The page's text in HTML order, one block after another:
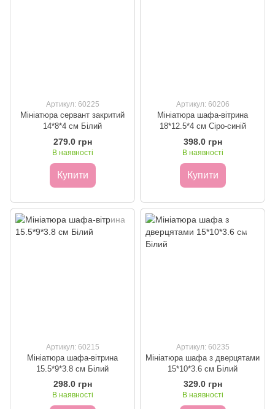
Артикул: 60225
Мініатюра сервант закритий
14*8*4 см Білий
279.0 грн
В наявності
Купити
Артикул: 60206
Мініатюра шафа-вітрина
18*12.5*4 см Сіро-синій
398.0 грн
В наявності
Купити
Артикул: 60215
Мініатюра шафа-вітрина
15.5*9*3.8 см Білий
298.0 грн
В наявності
Артикул: 60235
Мініатюра шафа з дверцятами
15*10*3.6 см Білий
329.0 грн
В наявності